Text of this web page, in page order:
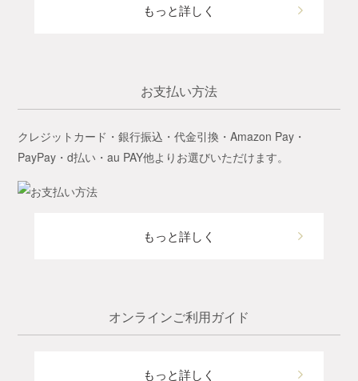
もっと詳しく
お支払い方法
クレジットカード・銀行振込・代金引換・Amazon Pay・
PayPay・d払い・au PAY他よりお選びいただけます。
もっと詳しく
オンラインご利用ガイド
もっと詳しく